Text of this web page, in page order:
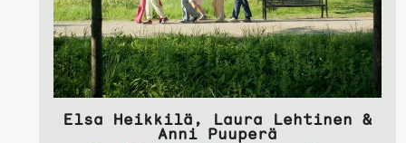
Elsa Heikkilä, Laura Lehtinen &
Anni Puuperä